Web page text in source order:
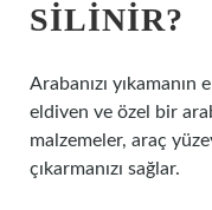
SILINIR?
Arabanızı
eldiven ve özel bir
malzemeler, araç
çıkarmanızı sağlar.